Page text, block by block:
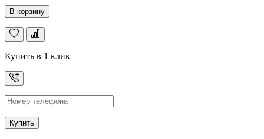
В корзину
Купить в 1 клик
Купить